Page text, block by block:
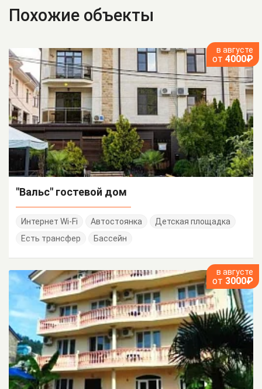
Похожие объекты
в августе
от 4000₽
"Вальс" гостевой дом
Интернет Wi-Fi Автостоянка
Детская площадка
Есть трансфер
Бассейн
в августе
от 3000₽